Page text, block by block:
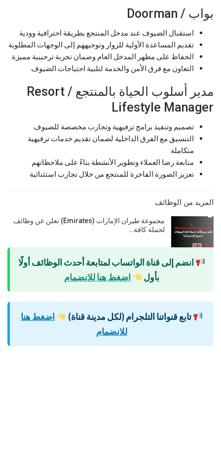
بواب / Doorman
استقبال الضيوف عند مدخل المنتجع بطريقة احترافية وودية
تقديم المساعدة الأولية للزوار وتوجيههم إلى الوجهات المطلوبة
الحفاظ على مظهر المدخل العام وضمان تجربة ترحيبية مميزة
التعاون مع فرق الأمن والخدمة لتلبية احتياجات الضيوف
مدير أسلوب الحياة بالمنتجع / Resort
Lifestyle Manager
تصميم وتنفيذ برامج ترفيهية وتجارب مخصصة للضيوف
التنسيق مع الفرق الداخلية لضمان تقديم خدمات ترفيهية
متكاملة
متابعة رضا العملاء وتطوير الأنشطة بناءً على ملاحظاتهم
تعزيز الصورة الفاخرة للمنتجع من خلال تجارب استثنائية
المزيد من الوظائف
مجموعة طيران الإمارات (Emirates) تعلن عن وظائف
لحملة كافة…
انضم إلى قناة الواتساب لمتابعة أحدث الوظائف أولًا
بأول
اضغط هنا للانضمام
تابع قنواتنا التلجرام (لكل مدينة قناة)
اضغط هنا
للانضمام